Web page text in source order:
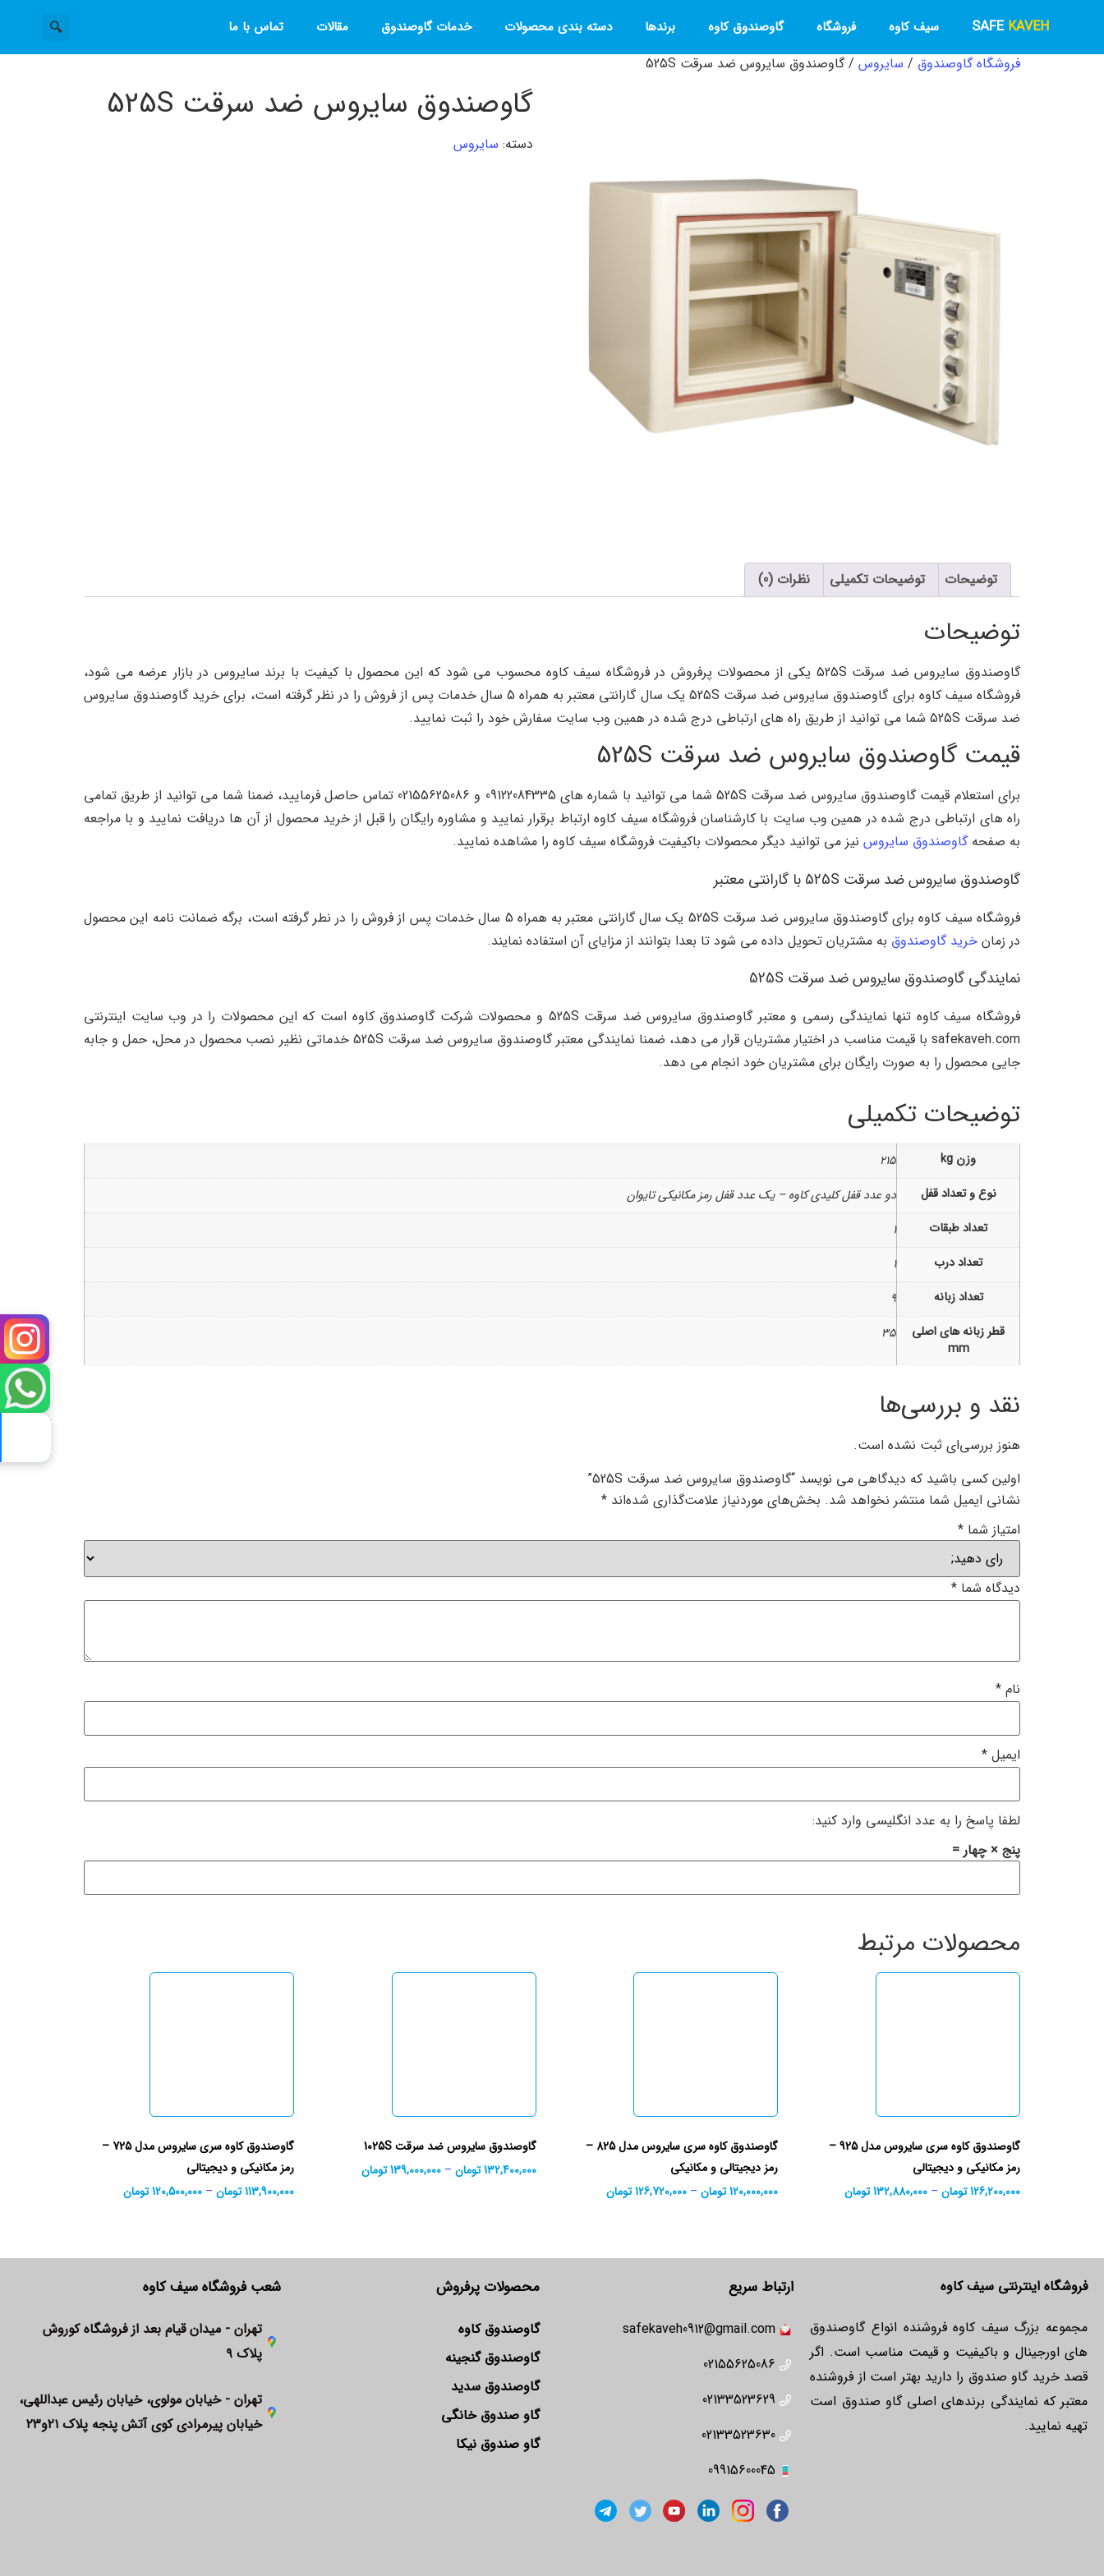
SAFE KAVEH سیف کاوه فروشگاه گاوصندوق کاوه برندها دسته بندی محصولات خدمات گاوصندوق مقالات تماس با ما
فروشگاه گاوصندوق / سایروس / گاوصندوق سایروس ضد سرقت 525S
گاوصندوق سایروس ضد سرقت 525S
دسته: سایروس
توضیحات توضیحات تکمیلی نظرات (0)
توضیحات
گاوصندوق سایروس ضد سرقت 525S یکی از محصولات پرفروش در فروشگاه سیف کاوه محسوب می شود که این محصول با کیفیت با برند سایروس در بازار عرضه می شود،
فروشگاه سیف کاوه برای گاوصندوق سایروس ضد سرقت 525S یک سال گارانتی معتبر به همراه 5 سال خدمات پس از فروش را در نظر گرفته است، برای خرید گاوصندوق سایروس
ضد سرقت 525S شما می توانید از طریق راه های ارتباطی درج شده در همین وب سایت سفارش خود را ثبت نمایید.
قیمت گاوصندوق سایروس ضد سرقت 525S
برای استعلام قیمت گاوصندوق سایروس ضد سرقت 525S شما می توانید با شماره های 09122084335 و 02155625086 تماس حاصل فرمایید، ضمنا شما می توانید از طریق تمامی
راه های ارتباطی درج شده در همین وب سایت با کارشناسان فروشگاه سیف کاوه ارتباط برقرار نمایید و مشاوره رایگان را قبل از خرید محصول از آن ها دریافت نمایید و با مراجعه
به صفحهگاوصندوق سایروس نیز می توانید دیگر محصولات باکیفیت فروشگاه سیف کاوه را مشاهده نمایید.
گاوصندوق سایروس ضد سرقت 525S با گارانتی معتبر
فروشگاه سیف کاوه برای گاوصندوق سایروس ضد سرقت 525S یک سال گارانتی معتبر به همراه 5 سال خدمات پس از فروش را در نطر گرفته است، برگه ضمانت نامه این محصول
در زمان خرید گاوصندوق به مشتریان تحویل داده می شود تا بعدا بتوانند از مزایای آن استفاده نمایند.
نمایندگی گاوصندوق سایروس ضد سرقت 525S
فروشگاه سیف کاوه تنها نمایندگی رسمی و معتبر گاوصندوق سایروس ضد سرقت 525S و محصولات شرکت گاوصندوق کاوه است که این محصولات را در وب سایت اینترنتی
safekaveh.com با قیمت مناسب در اختیار مشتریان قرار می دهد، ضمنا نمایندگی معتبر گاوصندوق سایروس ضد سرقت 525S خدماتی نظیر نصب محصول در محل، حمل و جابه
جایی محصول را به صورت رایگان برای مشتریان خود انجام می دهد.
توضیحات تکمیلی
وزن kg
215
نوع و تعداد قفل
دو عدد قفل کلیدی کاوه – یک عدد قفل رمز مکانیکی تایوان
تعداد طبقات
1
تعداد درب
1
تعداد زبانه
9
قطر زبانه های اصلی
mm
35
نقد و بررسی‌ها
هنوز بررسی‌ای ثبت نشده است.
اولین کسی باشید که دیدگاهی می نویسد “گاوصندوق سایروس ضد سرقت 525S”
نشانی ایمیل شما منتشر نخواهد شد. بخش‌های موردنیاز علامت‌گذاری شده‌اند *
امتیاز شما *
دیدگاه شما *
نام *
ایمیل *
لطفا پاسخ را به عدد انگلیسی وارد کنید:
پنج × چهار =
محصولات مرتبط
گاوصندوق کاوه سری سایروس مدل 925 –
رمز مکانیکی و دیجیتالی
126,200,000تومان –
132,880,000تومان
گاوصندوق کاوه سری سایروس مدل 825 –
رمز دیجیتالی و مکانیکی
120,000,000تومان –
126,720,000تومان
گاوصندوق سایروس ضد سرقت 1025S
132,400,000 تومان –
139,000,000 تومان
گاوصندوق کاوه سری سایروس مدل 725 –
رمز مکانیکی و دیجیتالی
113,900,000تومان –
120,500,000تومان
فروشگاه اینترنتی سیف کاوه
مجموعه بزرگ سیف کاوه فروشنده انواع گاوصندوق
های اورجینال و باکیفیت و قیمت مناسب است. اگر
قصد خرید گاو صندوق را دارید بهتر است از فروشنده
معتبر که نمایندگی برندهای اصلی گاو صندوق است
تهیه نمایید.
ارتباط سریع
safekaveh0912@gmail.com
02155625086
02133523629
02133523630
09915600045
محصولات پرفروش
گاوصندوق کاوه
گاوصندوق گنجینه
گاوصندوق سدید
گاو صندوق خانگی
گاو صندوق نیکا
شعب فروشگاه سیف کاوه
تهران - میدان قیام بعد از فروشگاه کوروش
پلاک ۹
تهران - خیابان مولوی، خیابان رئیس عبداللهی،
خیابان پیرمرادی کوی آتش پنجه پلاک ۲۱و۲۳